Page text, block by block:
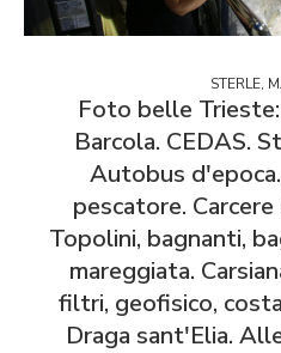
STERLE,
Foto belle
Barcola. CEDAS.
Autobus
pescatore.
Topolini, bagnanti,
mareggiata.
filtri, geofisico,
Draga sant'Elia.